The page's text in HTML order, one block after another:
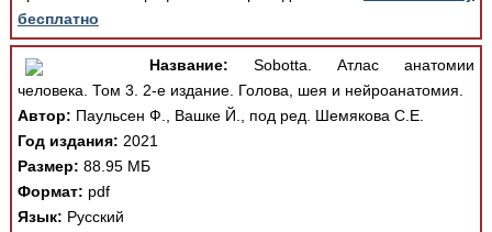
бесплатно
Название: Sobotta. Атлас анатомии
человека. Том 3. 2-е издание. Голова, шея и нейроанатомия.
Автор: Паульсен Ф., Вашке Й., под ред. Шемякова С.Е.
Год издания: 2021
Размер: 88.95 МБ
Формат: pdf
Язык: Русский